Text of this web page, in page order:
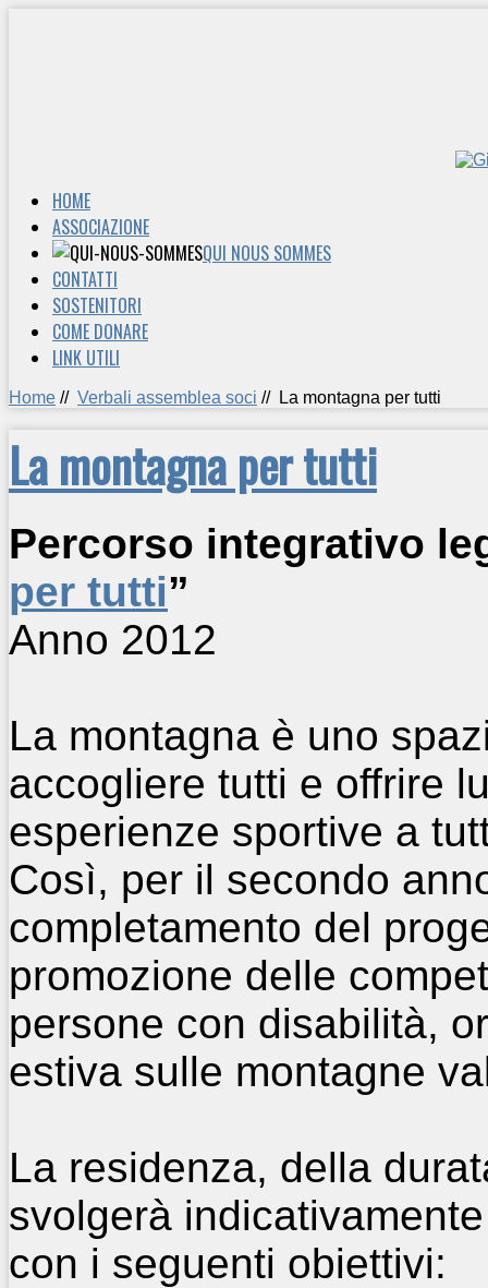
HOME
ASSOCIAZIONE
QUI NOUS SOMMES
CONTATTI
SOSTENITORI
COME DONARE
LINK UTILI
Home // Verbali assemblea soci // La montagna per tutti
La montagna per tutti
Percorso integrativo
per tutti”
Anno 2012
La montagna è uno
accogliere tutti e offrire
esperienze sportive a
Così, per il secondo
completamento del
promozione delle
persone con disabilità,
estiva sulle montagne
La residenza, della
svolgerà
con i seguenti obiettivi: